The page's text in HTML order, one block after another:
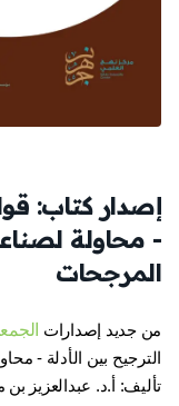
إصدار كتاب:
- محاولة
المرجحات
من جديد إصدارات
الترجيح بين الأدلة -
تأليف: أ.د. عبدالعزيز بن